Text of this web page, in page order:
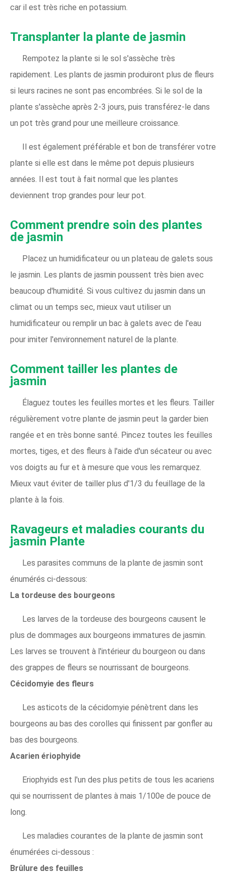
car il est très riche en potassium.
Transplanter la plante de jasmin
Rempotez la plante si le sol s'assèche très
rapidement. Les plants de jasmin produiront plus de fleurs
si leurs racines ne sont pas encombrées. Si le sol de la
plante s'assèche après 2-3 jours, puis transférez-le dans
un pot très grand pour une meilleure croissance.
Il est également préférable et bon de transférer votre
plante si elle est dans le même pot depuis plusieurs
années. Il est tout à fait normal que les plantes
deviennent trop grandes pour leur pot.
Comment prendre soin des plantes
de jasmin
Placez un humidificateur ou un plateau de galets sous
le jasmin. Les plants de jasmin poussent très bien avec
beaucoup d'humidité. Si vous cultivez du jasmin dans un
climat ou un temps sec, mieux vaut utiliser un
humidificateur ou remplir un bac à galets avec de l'eau
pour imiter l'environnement naturel de la plante.
Comment tailler les plantes de
jasmin
Élaguez toutes les feuilles mortes et les fleurs. Tailler
régulièrement votre plante de jasmin peut la garder bien
rangée et en très bonne santé. Pincez toutes les feuilles
mortes, tiges, et des fleurs à l'aide d'un sécateur ou avec
vos doigts au fur et à mesure que vous les remarquez.
Mieux vaut éviter de tailler plus d'1/3 du feuillage de la
plante à la fois.
Ravageurs et maladies courants du
jasmin Plante
Les parasites communs de la plante de jasmin sont
énumérés ci-dessous:
La tordeuse des bourgeons
Les larves de la tordeuse des bourgeons causent le
plus de dommages aux bourgeons immatures de jasmin.
Les larves se trouvent à l'intérieur du bourgeon ou dans
des grappes de fleurs se nourrissant de bourgeons.
Cécidomyie des fleurs
Les asticots de la cécidomyie pénètrent dans les
bourgeons au bas des corolles qui finissent par gonfler au
bas des bourgeons.
Acarien ériophyide
Eriophyids est l'un des plus petits de tous les acariens
qui se nourrissent de plantes à mais 1/100e de pouce de
long.
Les maladies courantes de la plante de jasmin sont
énumérées ci-dessous :
Brûlure des feuilles